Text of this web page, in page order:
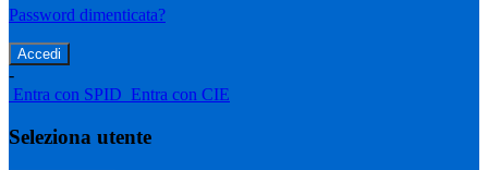
Password dimenticata?
-
Entra con SPID Entra con CIE
Seleziona utente